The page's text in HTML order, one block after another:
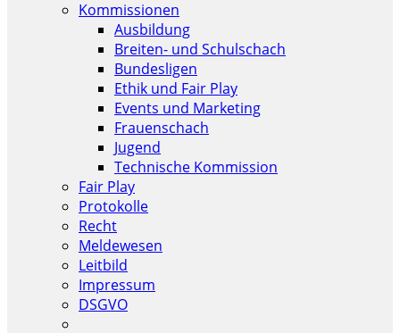
Kommissionen
Ausbildung
Breiten- und Schulschach
Bundesligen
Ethik und Fair Play
Events und Marketing
Frauenschach
Jugend
Technische Kommission
Fair Play
Protokolle
Recht
Meldewesen
Leitbild
Impressum
DSGVO